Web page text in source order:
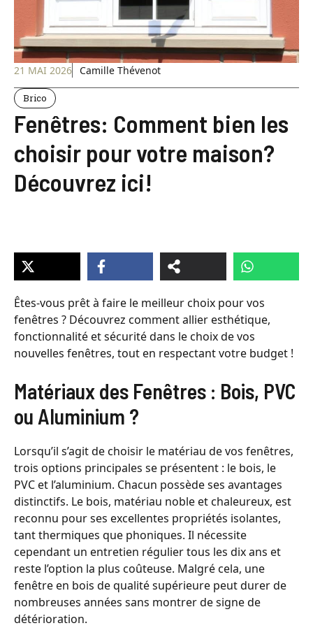
21 MAI 2026 Camille Thévenot
Brico
Fenêtres: Comment bien les
choisir pour votre maison?
Découvrez ici!
Êtes-vous prêt à faire le meilleur choix pour vos
fenêtres ? Découvrez comment allier esthétique,
fonctionnalité et sécurité dans le choix de vos
nouvelles fenêtres, tout en respectant votre budget !
Matériaux des Fenêtres : Bois, PVC
ou Aluminium ?
Lorsqu’il s’agit de choisir le matériau de vos fenêtres,
trois options principales se présentent : le bois, le
PVC et l’aluminium. Chacun possède ses avantages
distinctifs. Le bois, matériau noble et chaleureux, est
reconnu pour ses excellentes propriétés isolantes,
tant thermiques que phoniques. Il nécessite
cependant un entretien régulier tous les dix ans et
reste l’option la plus coûteuse. Malgré cela, une
fenêtre en bois de qualité supérieure peut durer de
nombreuses années sans montrer de signe de
détérioration.